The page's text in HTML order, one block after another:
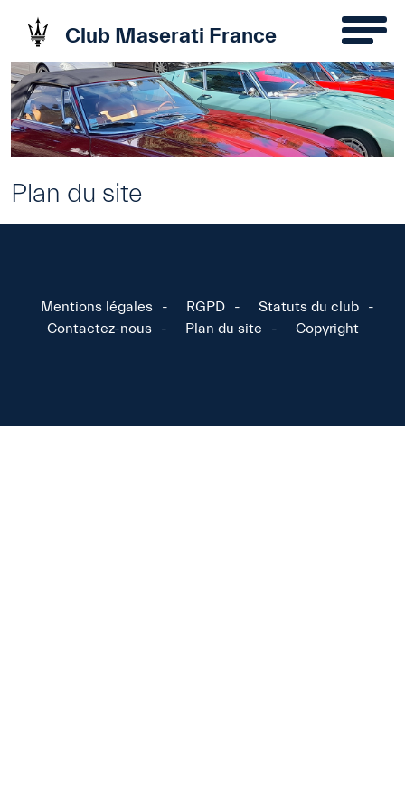
Club Maserati France
Plan du site
Mentions légales RGPD
Statuts du club
Contactez-nous
Plan du site Copyright